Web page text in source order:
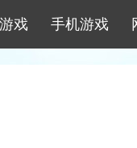
戏 手机游戏